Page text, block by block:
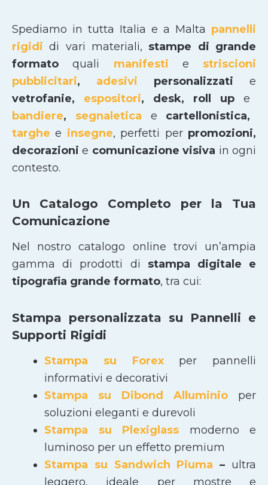
Spediamo in tutta Italia e a Malta pannelli
rigididi vari materiali, stampe di grande
formatoquali manifesti e striscioni
pubblicitari, adesivi personalizzati e
vetrofanie, espositori, desk, roll up e
bandiere, segnaletica e cartellonistica,
targhee insegne, perfetti per promozioni,
decorazionie comunicazione visiva in ogni
contesto.
Un Catalogo Completo per la Tua
Comunicazione
Nel nostro catalogo online trovi un’ampia
gamma di prodotti di stampa digitale e
tipografia grande formato, tra cui:
Stampa personalizzata su Pannelli e
Supporti Rigidi
Stampa su Forexper pannelli
informativi e decorativi
Stampa su Dibond Alluminio per
soluzioni eleganti e durevoli
Stampa su Plexiglass moderno e
luminoso per un effetto premium
Stampa su Sandwich Piuma – ultra
leggero, ideale per mostre e